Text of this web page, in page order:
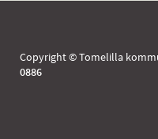
Copyright © Tomelilla
0886